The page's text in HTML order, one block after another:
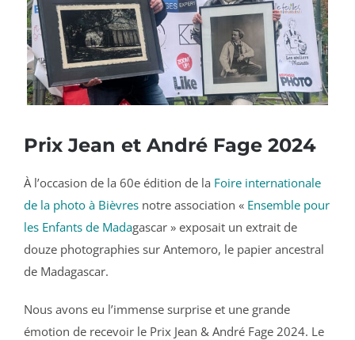
Prix Jean et André Fage 2024
À l’occasion de la 60e édition de la Foire internationale
de la photo à Bièvres notre association « Ensemble pour
les Enfants de Madagascar » exposait un extrait de
douze photographies sur Antemoro, le papier ancestral
de Madagascar.
Nous avons eu l’immense surprise et une grande
émotion de recevoir le Prix Jean & André Fage 2024. Le